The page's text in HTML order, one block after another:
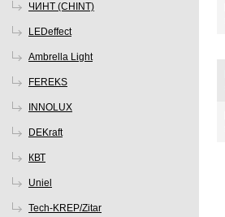
ЧИНТ (CHINT)
LEDeffect
Ambrella Light
FEREKS
INNOLUX
DEKraft
КВТ
Uniel
Tech-KREP/Zitar